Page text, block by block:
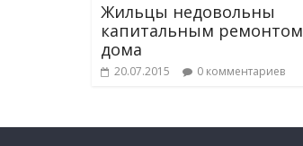
Жильцы недовольны
капитальным ремонтом
дома
20.07.2015 0 комментариев